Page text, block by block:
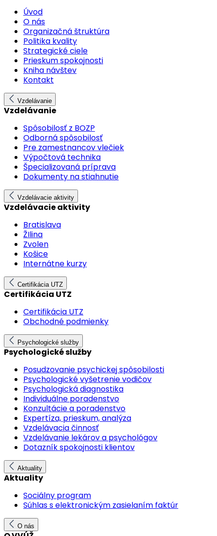
Úvod
O nás
Organizačná štruktúra
Politika kvality
Strategické ciele
Prieskum spokojnosti
Kniha návštev
Kontakt
Vzdelávanie
Vzdelávanie
Spôsobilosť z BOZP
Odborná spôsobilosť
Pre zamestnancov vlečiek
Výpočtová technika
Špecializovaná príprava
Dokumenty na stiahnutie
Vzdelávacie aktivity
Vzdelávacie aktivity
Bratislava
ŽIlina
Zvolen
Košice
Internátne kurzy
Certifikácia UTZ
Certifikácia UTZ
Certifikácia UTZ
Obchodné podmienky
Psychologické služby
Psychologické služby
Posudzovanie psychickej spôsobilosti
Psychologické vyšetrenie vodičov
Psychologická diagnostika
Individuálne poradenstvo
Konzultácie a poradenstvo
Expertíza, prieskum, analýza
Vzdelávacia činnosť
Vzdelávanie lekárov a psychológov
Dotazník spokojnosti klientov
Aktuality
Aktuality
Sociálny program
Súhlas s elektronickým zasielaním faktúr
O nás